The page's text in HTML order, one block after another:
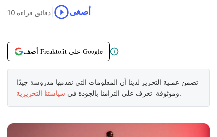
10 دقائق قراءة أصغى
أضف Freaktofit على Google
تضمن عملية التحرير لدينا أن المعلومات التي نقدمها مدروسة جيدًا
وموثوقة. تعرف على التزامنا بالجودة في سياستنا التحريرية